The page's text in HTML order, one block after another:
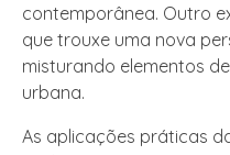
contemporânea. Outro
que trouxe uma nova
misturando elementos
urbana.
As aplicações práticas